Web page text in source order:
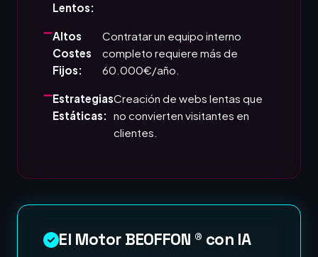
Lentos:
Altos
Costes
Fijos:
Contratar un equipo interno
completo requiere más de
60.000€/año.
Estrategias
Estáticas:
Creación de webs lentas que
no convierten visitantes en
clientes.
El Motor BEOFFON ® con IA